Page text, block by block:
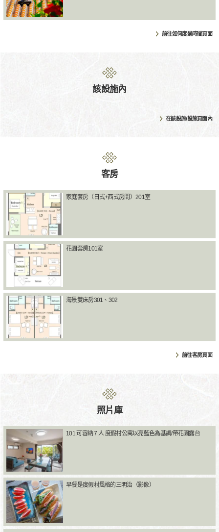
前往如何度過時間頁面
該設施內
在該設施/設施頁面內
客房
家庭套房（日式+西式房間）201室
花園套房101室
海景雙床房301、302
前往客房頁面
照片庫
101:可容納 7 人 度假村公寓以亮藍色為基調/帶花園露台
早餐是度假村風格的三明治（影像）